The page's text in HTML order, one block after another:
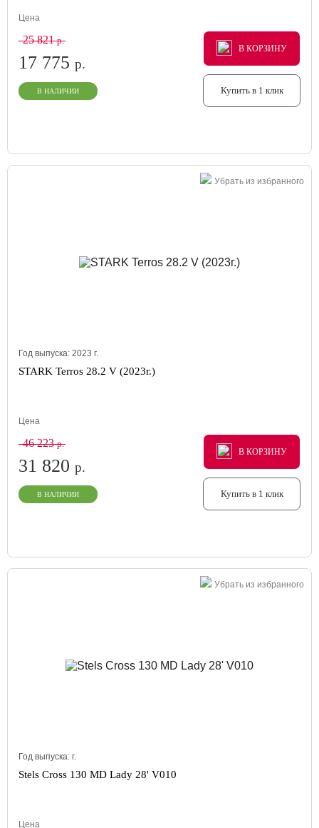
Цена
25 821р.
17 775 р.
В НАЛИЧИИ
В КОРЗИНУ
В КОРЗИНУ
В КОРЗИНУ
Купить в 1 клик
Убрать из избранного
Год выпуска: 2023 г.
STARK Terros 28.2 V (2023г.)
Цена
46 223р.
31 820 р.
В НАЛИЧИИ
В КОРЗИНУ
В КОРЗИНУ
В КОРЗИНУ
Купить в 1 клик
Убрать из избранного
Год выпуска: г.
Stels Cross 130 MD Lady 28' V010
Цена